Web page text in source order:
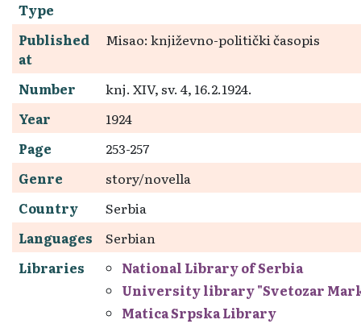
Type
Published
at
Misao: književno-politički časopis
Number
knj. XIV, sv. 4, 16.2.1924.
Year
1924
Page
253-257
Genre
story/novella
Country
Serbia
Languages
Serbian
Libraries
National Library of Serbia
University library "Svetozar
Matica Srpska Library